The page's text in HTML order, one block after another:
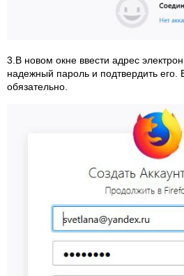
3.В новом окне ввести адрес
надежный пароль и подтвердить его.
обязательно.